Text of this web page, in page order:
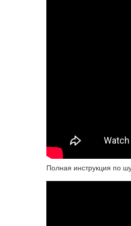
Полная инструкция по